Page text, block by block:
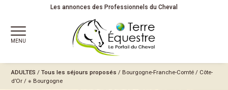
Les annonces des Professionnels du Cheval
MENU
ADULTES /Tous les séjours proposés / Bourgogne-Franche-Comté / Côte-
d’Or /※ Bourgogne